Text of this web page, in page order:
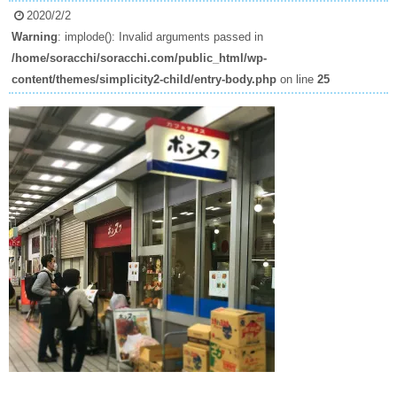
2020/2/2
Warning: implode(): Invalid arguments passed in
/home/soracchi/soracchi.com/public_html/wp-
content/themes/simplicity2-child/entry-body.php on line 25